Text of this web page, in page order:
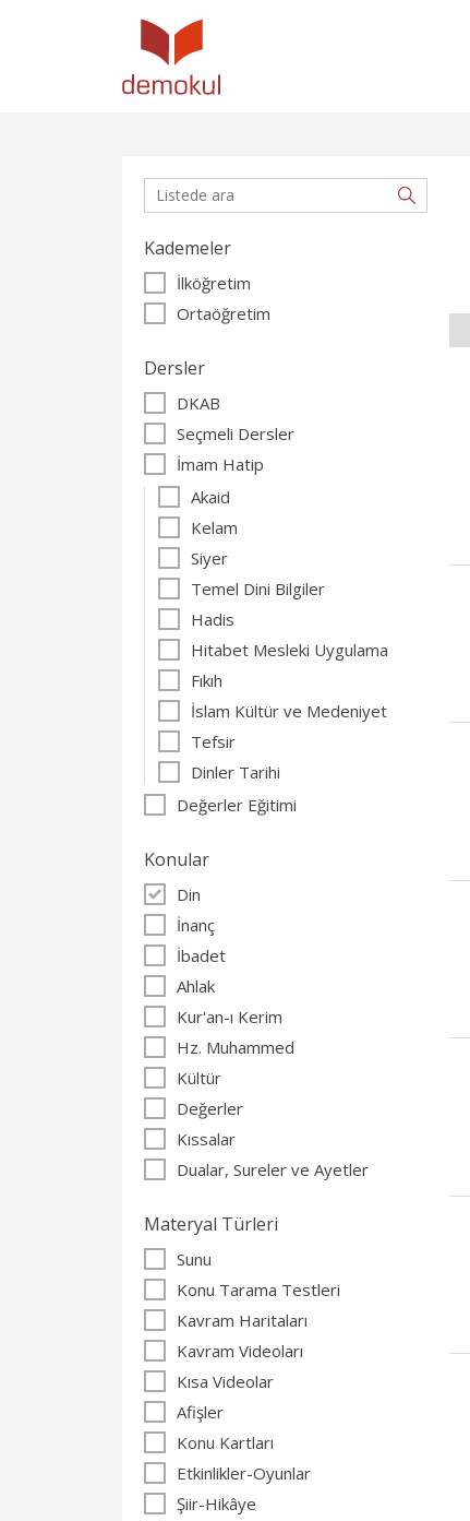
Kademeler
İlköğretim
Ortaöğretim
Dersler
DKAB
Seçmeli Dersler
İmam Hatip
Akaid
Kelam
Siyer
Temel Dini Bilgiler
Hadis
Hitabet Mesleki Uygulama
Fıkıh
İslam Kültür ve Medeniyet
Tefsir
Dinler Tarihi
Değerler Eğitimi
Konular
Din
İnanç
İbadet
Ahlak
Kur'an-ı Kerim
Hz. Muhammed
Kültür
Değerler
Kıssalar
Dualar, Sureler ve Ayetler
Materyal Türleri
Sunu
Konu Tarama Testleri
Kavram Haritaları
Kavram Videoları
Kısa Videolar
Afişler
Konu Kartları
Etkinlikler-Oyunlar
Şiir-Hikâye